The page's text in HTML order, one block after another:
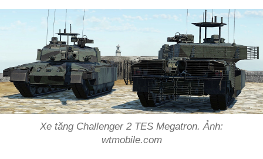
Xe tăng Challenger 2 TES Megatron. Ảnh:
wtmobile.com